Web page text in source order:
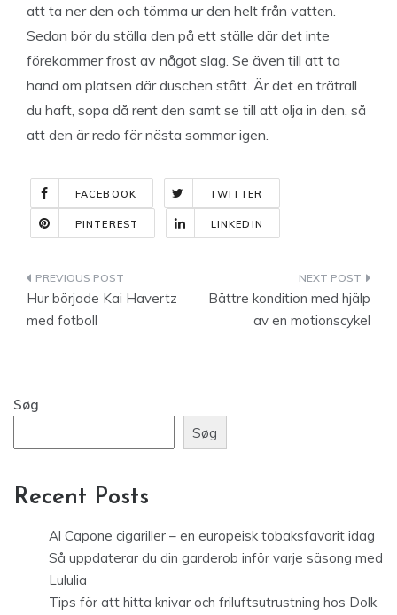
att ta ner den och tömma ur den helt från vatten.
Sedan bör du ställa den på ett ställe där det inte
förekommer frost av något slag. Se även till att ta
hand om platsen där duschen stått. Är det en trätrall
du haft, sopa då rent den samt se till att olja in den, så
att den är redo för nästa sommar igen.
FACEBOOK TWITTER
PINTEREST LINKEDIN
Indlægsnavigation
Hur började Kai Havertz
med fotboll
Bättre kondition med hjälp
av en motionscykel
Søg
Søg
Recent Posts
Al Capone cigariller – en europeisk tobaksfavorit idag
Så uppdaterar du din garderob inför varje säsong med
Lululia
Tips för att hitta knivar och friluftsutrustning hos Dolk